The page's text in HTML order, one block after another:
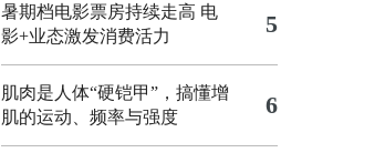
暑期档电影票房持续走高 电
影+业态激发消费活力
5
肌肉是人体“硬铠甲”，搞懂增
肌的运动、频率与强度
6